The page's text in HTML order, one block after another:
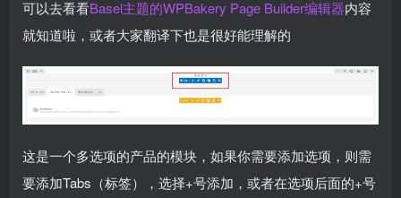
可以去看看Basel主题的WPBakery Page Builder编辑器内容
就知道啦，或者大家翻译下也是很好能理解的
这是一个多选项的产品的模块，如果你需要添加选项，则需
要添加Tabs（标签），选择+号添加，或者在选项后面的+号